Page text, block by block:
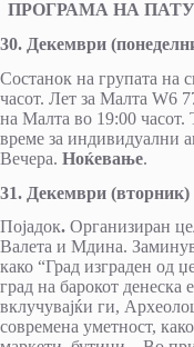
ПРОГРАМА НА
30. Декември
Состанок на групата на
часот. Лет за Малта W6
на Малта во 19:00
време за индивидуални
Вечера. Ноќевањe.
31. Декември
Појадок. Организиран
Валета и Мдина.
како “Град изграден од
град на барокот денеска
вклучувајќи ги,
современа уметност,